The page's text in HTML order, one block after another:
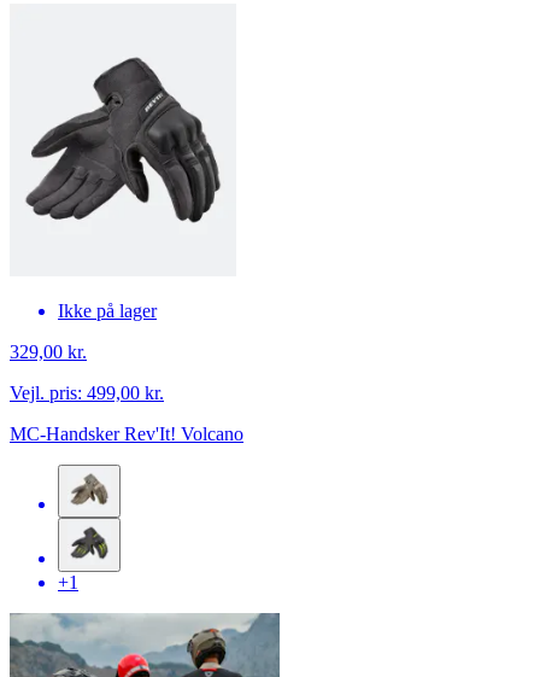
Ikke på lager
329,00 kr.
Vejl. pris: 499,00 kr.
MC-Handsker Rev'It! Volcano
+1